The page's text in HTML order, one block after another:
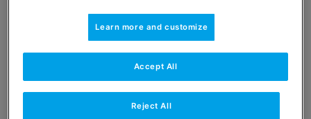
Learn more and customize
Reject All
Accept All